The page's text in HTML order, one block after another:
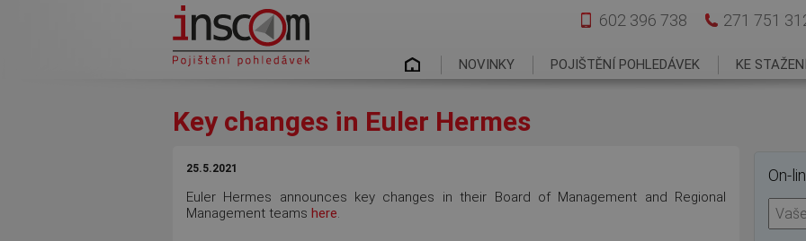
602 396 738 271 751
Hlavní menu
NOVINKY POJIŠTĚNÍ POHLEDÁVEK KE STAŽENÍ
Key changes in Euler Hermes
25.5.2021
Euler Hermes announces key changes in their Board of Management and Regional
Management teams here.
On-